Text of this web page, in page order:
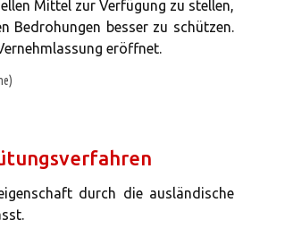
Mittel zur Verfügung zu stellen,
Bedrohungen besser zu schützen.
eröffnet.
durch die ausländische